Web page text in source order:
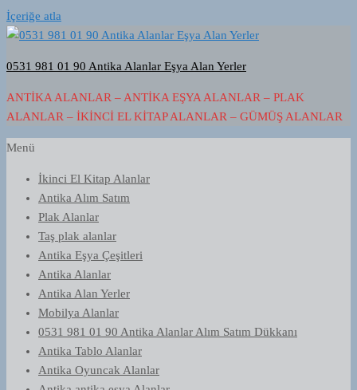
İçeriğe atla
0531 981 01 90 Antika Alanlar Eşya Alan Yerler
ANTIKA ALANLAR – ANTIKA EŞYA ALANLAR – PLAK
ALANLAR – İKINCI EL KITAP ALANLAR – GÜMÜŞ ALANLAR
Menü
İkinci El Kitap Alanlar
Antika Alım Satım
Plak Alanlar
Taş plak alanlar
Antika Eşya Çeşitleri
Antika Alanlar
Antika Alan Yerler
Mobilya Alanlar
0531 981 01 90 Antika Alanlar Alım Satım Dükkanı
Antika Tablo Alanlar
Antika Oyuncak Alanlar